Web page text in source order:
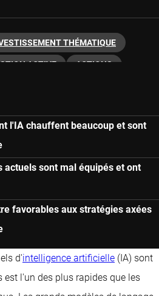
THÉMATIQUE
ACTIVE ACTIONS
l'IA chauffent beaucoup et sont
actuels sont mal équipés et ont
favorables aux stratégies axées
d'intelligence artificielle (IA) sont
l'un des plus rapides que les